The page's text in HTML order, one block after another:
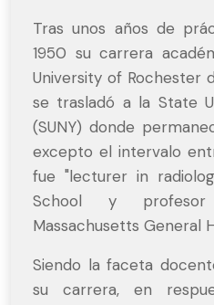
Tras unos años de
1950 su carrera
University of Rochester
se trasladó a la State
(SUNY) donde
excepto el intervalo
fue "lecturer in
School y
Massachusetts General
Siendo la faceta
su carrera, en